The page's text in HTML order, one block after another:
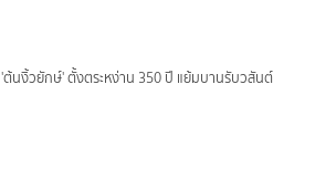
'ต้นงิ้วยักษ์' ตั้งตระหง่าน 350 ปี แย้มบานรับวสันต์